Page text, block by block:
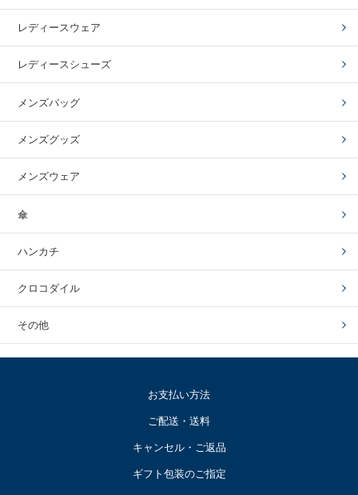
レディースウェア
レディースシューズ
メンズバッグ
メンズグッズ
メンズウェア
傘
ハンカチ
クロコダイル
その他
お支払い方法
ご配送・送料
キャンセル・ご返品
ギフト包装のご指定